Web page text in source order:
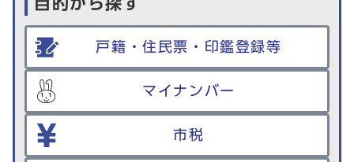
目的から探す
戸籍・住民票・印鑑登録等
マイナンバー
市税